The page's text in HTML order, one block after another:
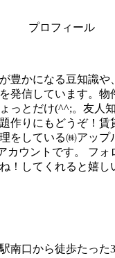
プロフィール
豊かになる豆知識や
発信しています。物
っとだけ(^^;。友人
作りにもどうぞ！賃
をしている㈱アップ
カウントです。 フォ
！してくれると嬉し
南口から徒歩たった